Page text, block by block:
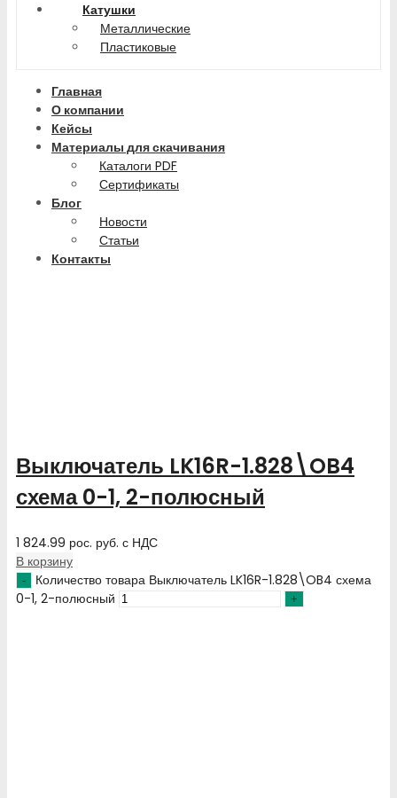
Катушки
Металлические
Пластиковые
Главная
О компании
Кейсы
Материалы для скачивания
Каталоги PDF
Сертификаты
Блог
Новости
Статьи
Контакты
Выключатель LK16R-1.828\OB4
схема 0-1, 2-полюсный
1 824.99 рос. руб. с НДС
В корзину
Количество товара Выключатель LK16R-1.828\OB4 схема
0-1, 2-полюсный